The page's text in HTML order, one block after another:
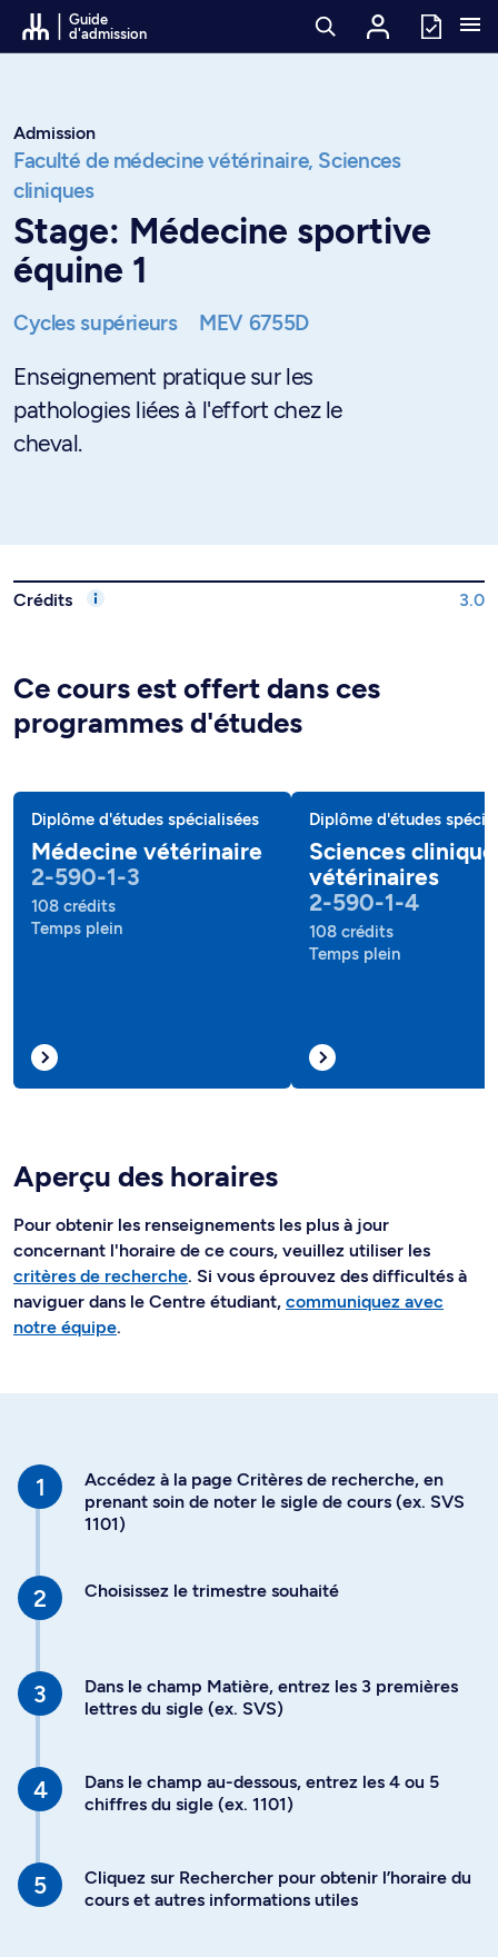
Passer au contenu
Guide
d'admission
Admission
Faculté de médecine vétérinaire, Sciences
cliniques
Stage: Médecine sportive
équine 1
Cycles supérieurs MEV 6755D
Enseignement pratique sur les
pathologies liées à l'effort chez le
cheval.
Crédits 3.0
Ce cours est offert dans ces
programmes d'études
Diplôme d'études spécialisées
Médecine vétérinaire
2-590-1-3
108 crédits
Temps plein
Diplôme d'études
Sciences
vétérinaires
2-590-1-4
108 crédits
Temps plein
Aperçu des horaires
Pour obtenir les renseignements les plus à jour
concernant l'horaire de ce cours, veuillez utiliser les
critères de recherche. Si vous éprouvez des difficultés à
naviguer dans le Centre étudiant, communiquez avec
notre équipe.
Accédez à la page Critères de recherche, en
prenant soin de noter le sigle de cours (ex. SVS
1101)
Choisissez le trimestre souhaité
Dans le champ Matière, entrez les 3 premières
lettres du sigle (ex. SVS)
Dans le champ au-dessous, entrez les 4 ou 5
chiffres du sigle (ex. 1101)
Cliquez sur Rechercher pour obtenir l’horaire du
cours et autres informations utiles